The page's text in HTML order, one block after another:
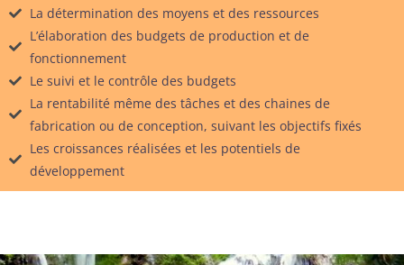
La détermination des moyens et des ressources
L’élaboration des budgets de production et de
fonctionnement
Le suivi et le contrôle des budgets
La rentabilité même des tâches et des chaines de
fabrication ou de conception, suivant les objectifs fixés
Les croissances réalisées et les potentiels de
développement